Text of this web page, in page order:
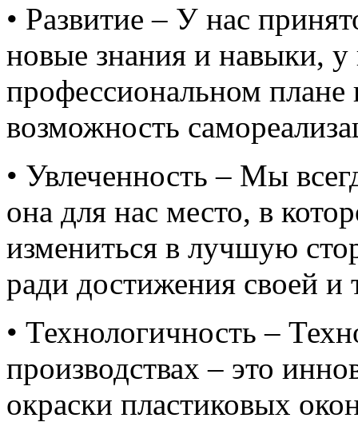
• Развитие – У нас
новые знания и навыки,
профессиональном плане
возможность
• Увлеченность – Мы
она для нас место, в
измениться в лучшую
ради достижения своей и
• Технологичность –
производствах – это
окраски пластиковых